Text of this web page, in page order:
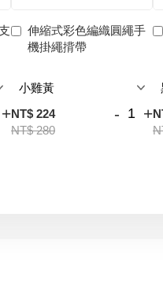
+
伸縮式彩色編織圓繩手
機掛繩揹帶
NT$ 224
NT$ 280
- +